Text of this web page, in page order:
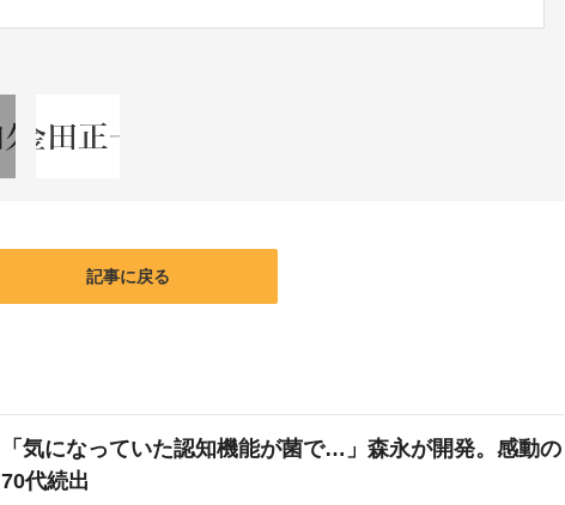
記事に戻る
「気になっていた認知機能が菌で…」森永が開発。感動の
70代続出